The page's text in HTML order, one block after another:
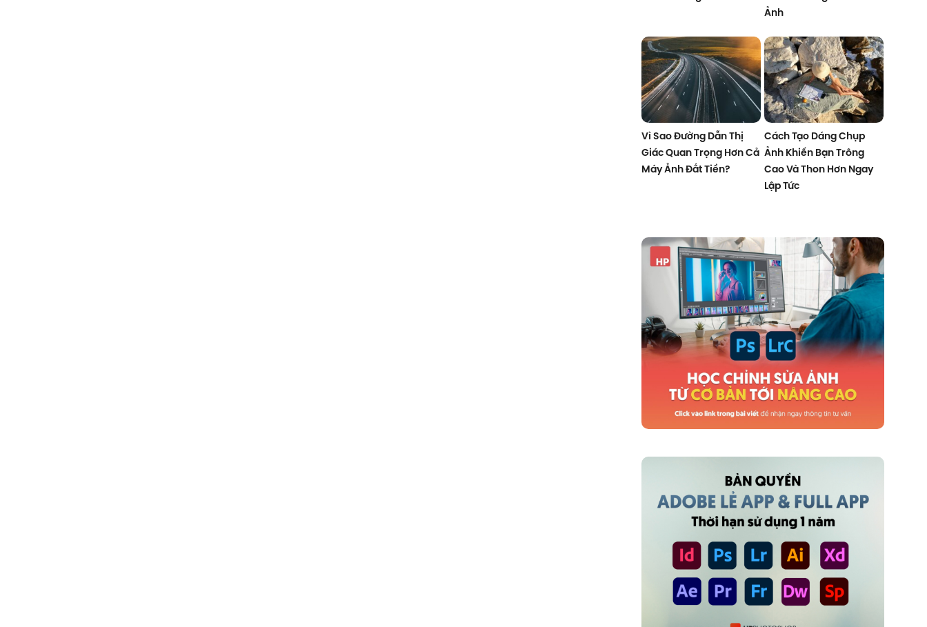
Ảnh
Vì Sao Đường Dẫn Thị
Giác Quan Trọng Hơn Cả
Máy Ảnh Đắt Tiền?
Cách Tạo Dáng Chụp
Ảnh Khiến Bạn Trông
Cao Và Thon Hơn Ngay
Lập Tức